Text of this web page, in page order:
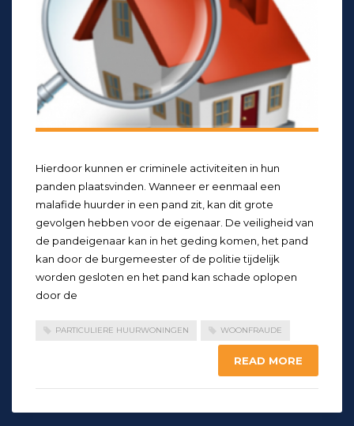
Hierdoor kunnen er criminele activiteiten in hun
panden plaatsvinden. Wanneer er eenmaal een
malafide huurder in een pand zit, kan dit grote
gevolgen hebben voor de eigenaar. De veiligheid van
de pandeigenaar kan in het geding komen, het pand
kan door de burgemeester of de politie tijdelijk
worden gesloten en het pand kan schade oplopen
door de
PARTICULIERE HUURWONINGEN WOONFRAUDE
READ MORE